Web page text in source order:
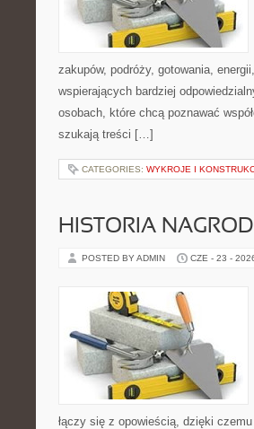
zakupów, podróży, gotowania,
wspierających bardziej
osobach, które chcą poznawać
szukają treści […]
CATEGORIES: WYKROJE I
HISTORIA
POSTED BY ADMIN CZE - 23 -
łączy się z opowieścią, dzięki